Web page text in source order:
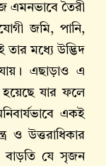
এমনভাবে তৈরী
জমি, পানি,
মধ্যে উদ্ভিদ
এছাড়াও এ
হয়েছে যার ফলে
একই
ও উত্তরাধিকার
বাড়তি যে সৃজন